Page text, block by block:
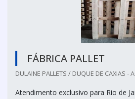
FÁBRICA PALLET
DULAINE PALLETS / DUQUE DE CAXIAS -
Atendimento exclusivo para Rio de